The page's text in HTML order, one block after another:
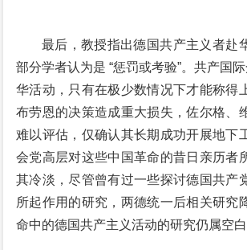
最后，教授指出德国共产主义者赴
部分学者认为是 “惩罚或考验”。共产国际
华活动，只有在极少数情况下才能称得
布劳恩的决策造成重大损失，佐尔格、
难以评估，仅确认其长期成功开展地下
会党高层对这些中国革命的昔日亲历者
其冷淡，尽管曾有过一些探讨德国共产
所起作用的研究，两德统一后相关研究
命中的德国共产主义活动的研究仍属空白